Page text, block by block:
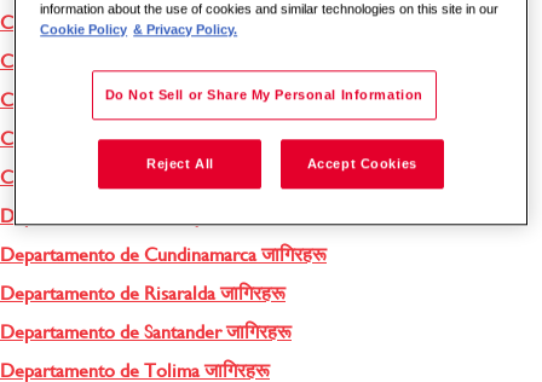
Colina जागिरहरू
Concepción जागिरहरू
Copiapó जागिरहरू
Coventry जागिरहरू
Cravinhos जागिरहरू
Departamento de Antioquia जागिरहरू
Departamento de Cundinamarca जागिरहरू
Departamento de Risaralda जागिरहरू
Departamento de Santander जागिरहरू
Departamento de Tolima जागिरहरू
information about the use of cookies and similar technologies on this site in our
Cookie Policy & Privacy Policy.
Do Not Sell or Share My Personal Information
Reject All Accept Cookies